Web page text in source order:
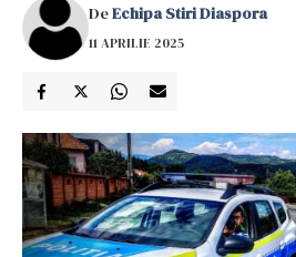
DeEchipa Stiri Diaspora
11 APRILIE 2025